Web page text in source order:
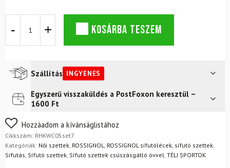
szett
55
Skin
kötéssel
cipő
ALPINA
T5
Plus
Eve
KOSÁRBA TESZEM
Szállítás INGYENES
Futár a címreIngyenes
Egyszerű visszaküldés a PostFoxon keresztül –
1600 Ft
Nem biztos a választásában? Semmi gond – a terméket
egyszerűen visszaküldheti 14 napon belül, indoklás nélkül.
Mik a visszaküldés feltételei?
Hozzáadom a kívánságlistához
Cikkszám: RHKWC05set7
Kategóriák: Női szettek, ROSSIGNOL, ROSSIGNOL sífutólécek, sífutó szettek,
Sífutás, Sífutó szettek, Sífutó szettek csúszásgátló övvel, TÉLI SPORTOK